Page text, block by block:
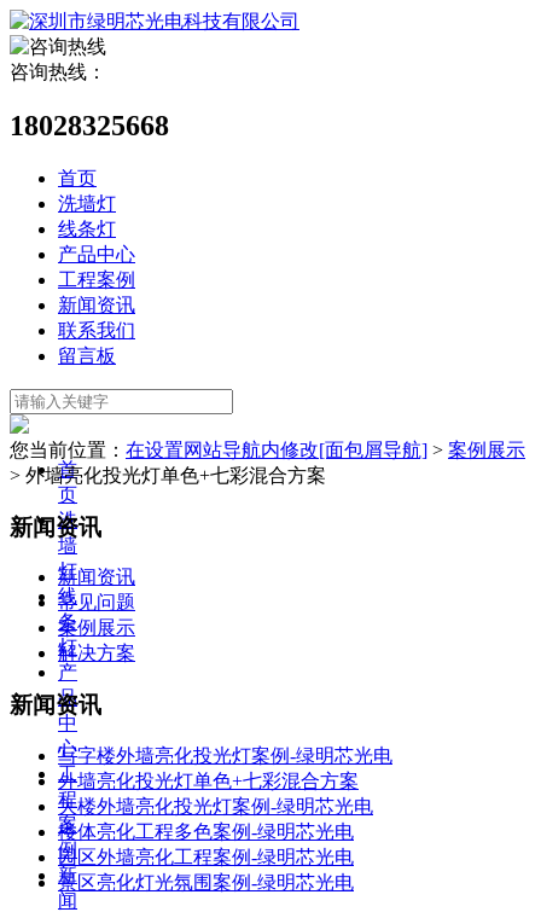
咨询热线：
18028325668
首页
洗墙灯
线条灯
产品中心
工程案例
新闻资讯
联系我们
留言板
首
页
洗
墙
灯
线
条
灯
产
品
中
心
工
程
案
例
新
闻
您当前位置： 在设置网站导航内修改[面包屑导航] > 案例展示
> 外墙亮化投光灯单色+七彩混合方案
新闻资讯
新闻资讯
常见问题
案例展示
解决方案
新闻资讯
写字楼外墙亮化投光灯案例-绿明芯光电
外墙亮化投光灯单色+七彩混合方案
大楼外墙亮化投光灯案例-绿明芯光电
楼体亮化工程多色案例-绿明芯光电
园区外墙亮化工程案例-绿明芯光电
景区亮化灯光氛围案例-绿明芯光电